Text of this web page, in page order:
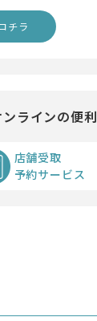
チラ
ラインの便
店舗受取
予約サービス